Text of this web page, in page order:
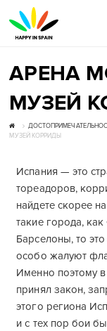
АРЕНА
МУЗЕЙ
МУЗЕЙ КОРРИДЫ
Испания — это
тореадоров,
найдете скорее
такие города, как
Барселоны, то
особо жалуют
Именно поэтому в
принял закон,
этого региона
и с тех пор бои